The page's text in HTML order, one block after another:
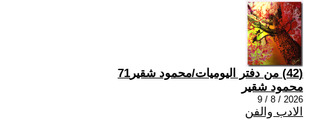
(42) من دفتر اليوميات/محمود شقير71
محمود شقير
2026 / 8 / 9
الادب والفن